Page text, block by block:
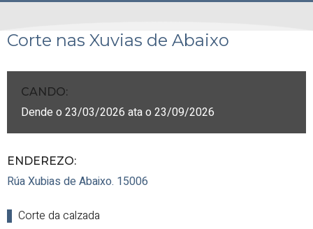
Corte nas Xuvias de Abaixo
CANDO:
Dende o 23/03/2026 ata o 23/09/2026
ENDEREZO:
Rúa Xubias de Abaixo. 15006
Corte da calzada